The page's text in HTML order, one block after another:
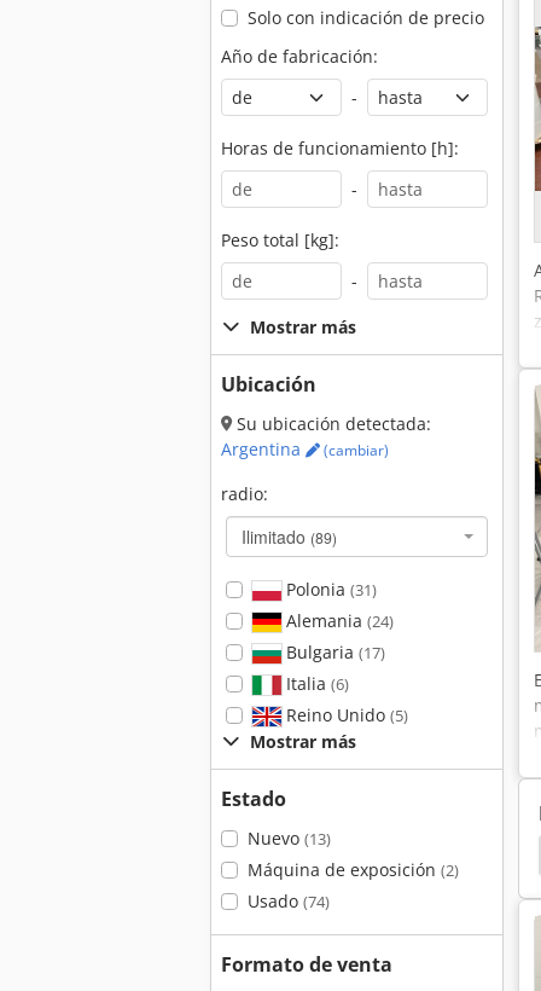
Solo con indicación de precio
Año de fabricación:
-
Horas de funcionamiento [h]:
-
Peso total [kg]:
-
Mostrar más
Ubicación
Su ubicación detectada:
Argentina
(cambiar)
radio:
Ilimitado (89)
Polonia (31)
Alemania (24)
Bulgaria (17)
Italia (6)
Reino Unido (5)
Mostrar más
Estado
Nuevo (13)
Máquina de exposición (2)
Usado (74)
Formato de venta
Bobst